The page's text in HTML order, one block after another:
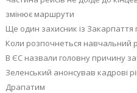
змінює маршрути
Ще один захисник із Закарпаття
Коли розпочнеться навчальний
В ЄС назвали головну причину
Зеленський анонсував кадрові
Драпатим